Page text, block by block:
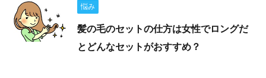
悩み
髪の毛のセットの仕方は女性でロングだ
とどんなセットがおすすめ？